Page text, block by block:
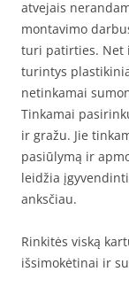
atvejais
montavimo
turi patirties. Net
turintys
netinkamai
Tinkamai
ir gražu. Jie
pasiūlymą ir
leidžia
anksčiau.
Rinkitės viską
išsimokėtinai ir